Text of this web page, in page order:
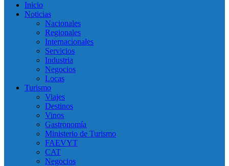
Inicio
Noticias
Nacionales
Regionales
Internacionales
Servicios
Industria
Negocios
Locas
Turismo
Viajes
Destinos
Vinos
Gastronomía
Ministerio de Turismo
FAEVYT
CAT
Negocios